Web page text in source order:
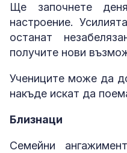
Ще започнете
настроение.
останат
получите нови
Учениците може да
накъде искат да
Близнаци
Семейни